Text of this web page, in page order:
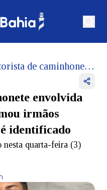
Motorista de caminhonete envolvida em acidente que vitimou irmãos cantores de arrocha é identificado
envolvida
irmãos
identificado
nesta quarta-feira (3)